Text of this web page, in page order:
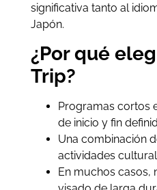
significativa tanto al
Japón.
¿Por qué
Trip?
Programas cortos
de inicio y fin
Una combinación
actividades
En muchos casos,